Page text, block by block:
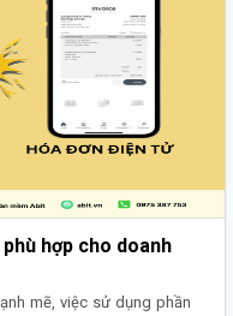
hợp cho doanh
mẽ, việc sử dụng phần